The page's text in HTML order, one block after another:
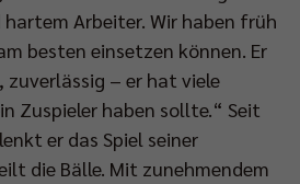
Arbeiter. Wir haben früh
besten einsetzen können. Er
– er hat viele
Zuspieler haben sollte.“ Seit
er das Spiel seiner
die Bälle. Mit zunehmendem